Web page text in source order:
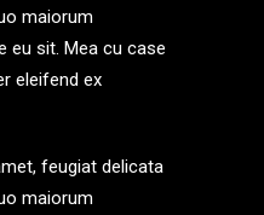
maiorum
eu sit. Mea cu case
eleifend ex
feugiat delicata
maiorum